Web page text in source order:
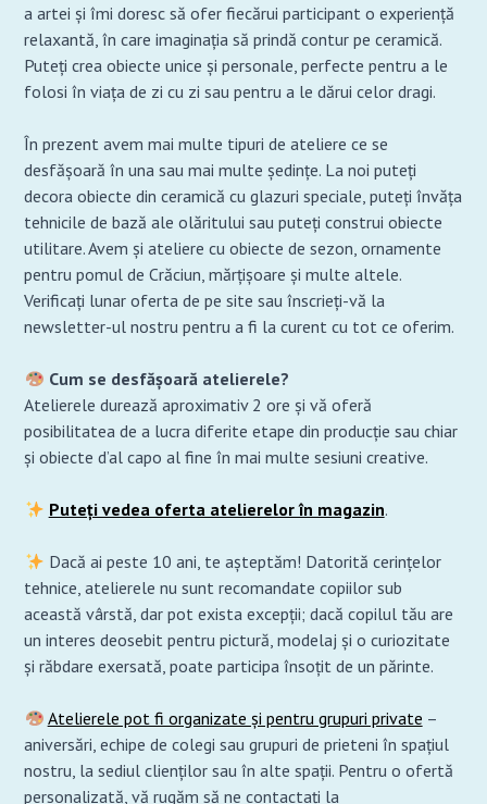
a artei și îmi doresc să ofer fiecărui participant o experiență
relaxantă, în care imaginația să prindă contur pe ceramică.
Puteți crea obiecte unice și personale, perfecte pentru a le
folosi în viața de zi cu zi sau pentru a le dărui celor dragi.
În prezent avem mai multe tipuri de ateliere ce se
desfășoară în una sau mai multe ședințe. La noi puteți
decora obiecte din ceramică cu glazuri speciale, puteți învăța
tehnicile de bază ale olăritului sau puteți construi obiecte
utilitare. Avem și ateliere cu obiecte de sezon, ornamente
pentru pomul de Crăciun, mărțișoare și multe altele.
Verificați lunar oferta de pe site sau înscrieți-vă la
newsletter-ul nostru pentru a fi la curent cu tot ce oferim.
Cum se desfășoară atelierele?
Atelierele durează aproximativ 2 ore și vă oferă
posibilitatea de a lucra diferite etape din producție sau chiar
și obiecte d’al capo al fine în mai multe sesiuni creative.
Puteți vedea oferta atelierelor în magazin.
Dacă ai peste 10 ani, te așteptăm! Datorită cerințelor
tehnice, atelierele nu sunt recomandate copiilor sub
această vârstă, dar pot exista excepții; dacă copilul tău are
un interes deosebit pentru pictură, modelaj și o curiozitate
și răbdare exersată, poate participa însoțit de un părinte.
Atelierele pot fi organizate și pentru grupuri private –
aniversări, echipe de colegi sau grupuri de prieteni în spațiul
nostru, la sediul clienților sau în alte spații. Pentru o ofertă
personalizată, vă rugăm să ne contactați la